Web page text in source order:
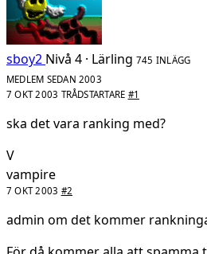
sboy2 Nivå 4 · Lärling 745 INLÄGG
MEDLEM SEDAN 2003
7 OKT 2003 TRÅDSTARTARE #1
ska det vara ranking med?
V
vampire
7 OKT 2003 #2
admin om det kommer